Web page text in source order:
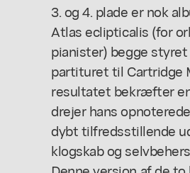
3. og 4. plade er nok
Atlas eclipticalis (for
pianister) begge
partituret til Cartridge
resultatet bekræfter
drejer hans
dybt tilfredsstillende
klogskab og